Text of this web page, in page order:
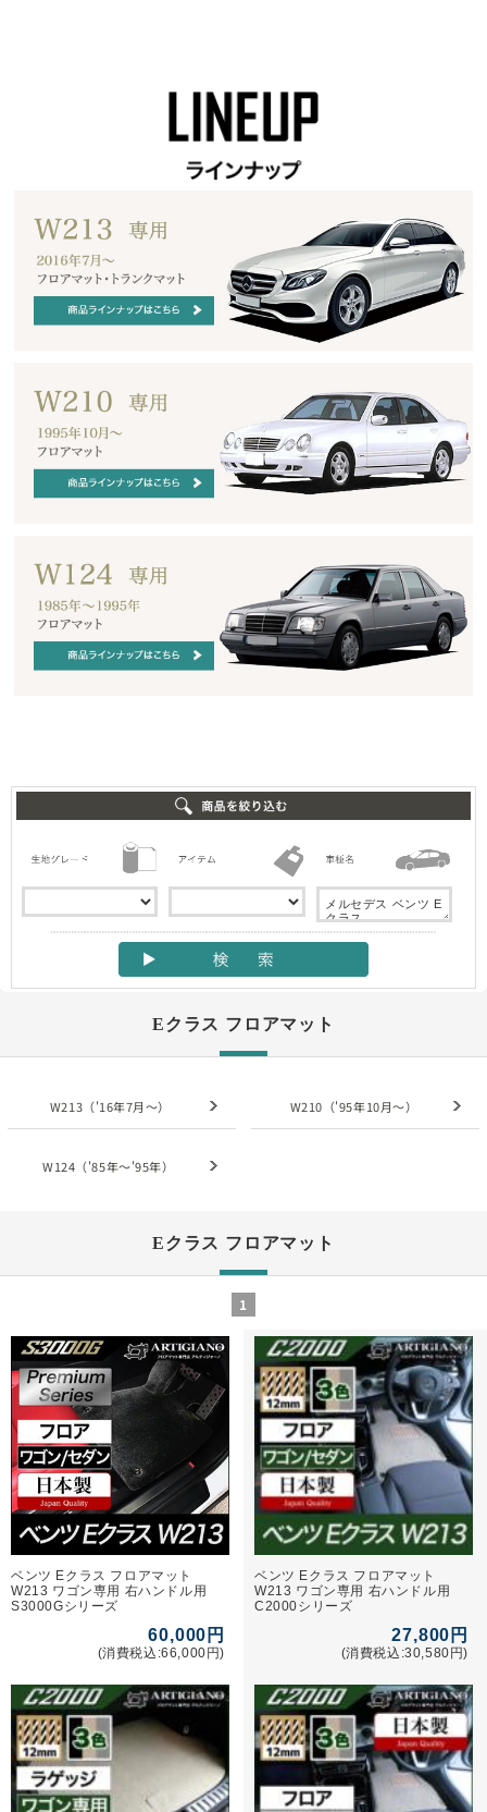
Eクラス フロアマット
W213（'16年7月～） W210（'95年10月～）
W124（'85年～'95年）
Eクラス フロアマット
1
ベンツ Eクラス フロアマット
W213 ワゴン専用 右ハンドル用
S3000Gシリーズ
60,000円
(消費税込:66,000円)
ベンツ Eクラス フロアマット
W213 ワゴン専用 右ハンドル用
C2000シリーズ
27,800円
(消費税込:30,580円)